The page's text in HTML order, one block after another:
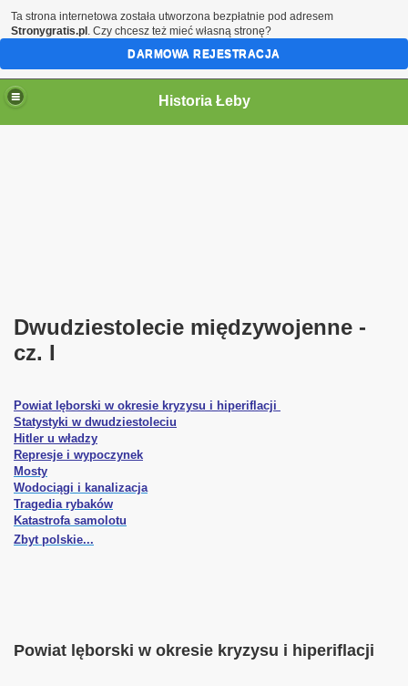
Historia Łeby
Dwudziestolecie międzywojenne -
cz. I
Powiat lęborski w okresie kryzysu i hiperiflacji
Statystyki w dwudziestoleciu
Hitler u władzy
Represje i wypoczynek
Mosty
Wodociągi i kanalizacja
Tragedia rybaków
Katastrofa samolotu
Zbyt polskie...
Powiat lęborski w okresie kryzysu i hiperiflacji
Ta strona internetowa została utworzona bezpłatnie pod adresem
Stronygratis.pl . Czy chcesz też mieć własną stronę?
DARMOWA REJESTRACJA